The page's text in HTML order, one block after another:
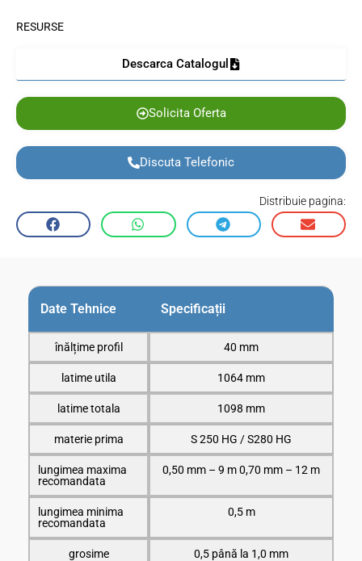
RESURSE
Descarca Catalogul
Solicita Oferta
Discuta Telefonic
Distribuie pagina:
Date Tehnice Specificații
înălțime profil 40 mm
latime utila 1064 mm
latime totala 1098 mm
materie prima S 250 HG / S280 HG
lungimea maxima
recomandata
0,50 mm – 9 m 0,70 mm – 12 m
lungimea minima
recomandata
0,5 m
grosime 0,5 până la 1,0 mm